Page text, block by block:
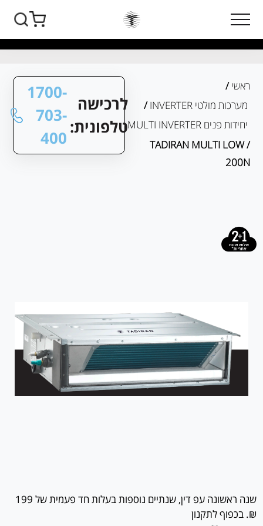
ראשי /
מערכות מולטי INVERTER
/
יחידות פנים MULTI INVERTER
/ TADIRAN MULTI LOW
200N
1700-
703-
400
לרכישה
טלפונית:
שנה ראשונה עפ דין, שנתיים נוספות בעלות חד פעמית של 199
₪. בכפוף לתקנון